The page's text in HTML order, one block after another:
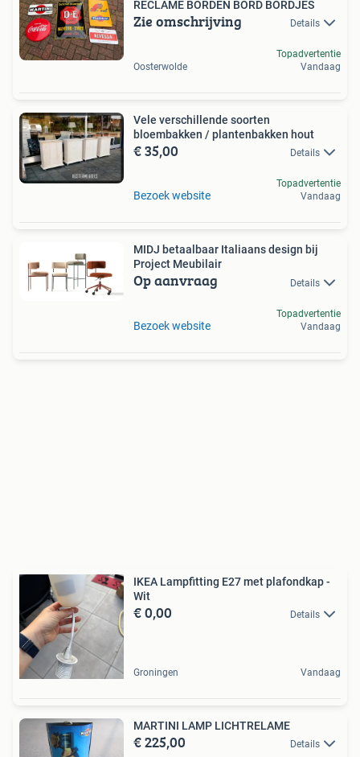
RECLAME BORDEN BORD BORDJES
Zie omschrijving Details
Oosterwolde
Topadvertentie
Vandaag
Vele verschillende soorten
bloembakken / plantenbakken hout
€ 35,00 Details
Bezoek website
Topadvertentie
Vandaag
MIDJ betaalbaar Italiaans design bij
Project Meubilair
Op aanvraag Details
Bezoek website
Topadvertentie
Vandaag
IKEA Lampfitting E27 met plafondkap -
Wit
€ 0,00 Details
Groningen Vandaag
MARTINI LAMP LICHTRELAME
€ 225,00 Details